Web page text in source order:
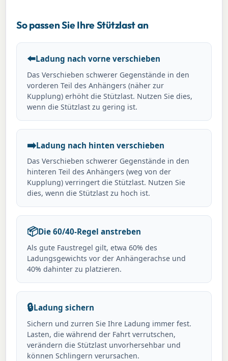
So passen Sie Ihre Stützlast an
⬅️Ladung nach vorne verschieben
Das Verschieben schwerer Gegenstände in den
vorderen Teil des Anhängers (näher zur
Kupplung) erhöht die Stützlast. Nutzen Sie dies,
wenn die Stützlast zu gering ist.
➡️Ladung nach hinten verschieben
Das Verschieben schwerer Gegenstände in den
hinteren Teil des Anhängers (weg von der
Kupplung) verringert die Stützlast. Nutzen Sie
dies, wenn die Stützlast zu hoch ist.
📦Die 60/40-Regel anstreben
Als gute Faustregel gilt, etwa 60% des
Ladungsgewichts vor der Anhängerachse und
40% dahinter zu platzieren.
🔒Ladung sichern
Sichern und zurren Sie Ihre Ladung immer fest.
Lasten, die während der Fahrt verrutschen,
verändern die Stützlast unvorhersehbar und
können Schlingern verursachen.